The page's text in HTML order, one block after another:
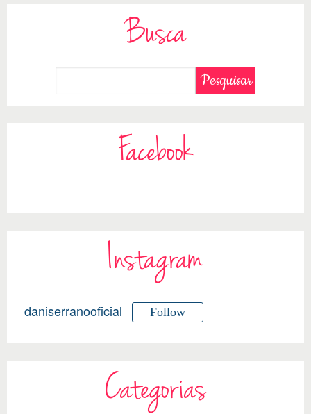
Busca
Facebook
Instagram
daniserranooficial Follow
Categorias